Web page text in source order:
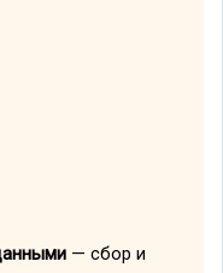
— сбор и